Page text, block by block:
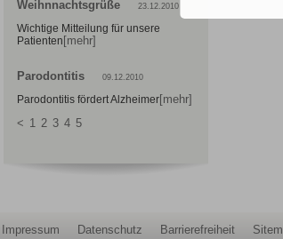
Weihnnachtsgrüße 23.12.2010
Wichtige Mitteilung für unsere
Patienten [mehr]
Parodontitis 09.12.2010
Parodontitis fördert Alzheimer[mehr]
< 1 2 3 4 5
Impressum Datenschutz Barrierefreiheit